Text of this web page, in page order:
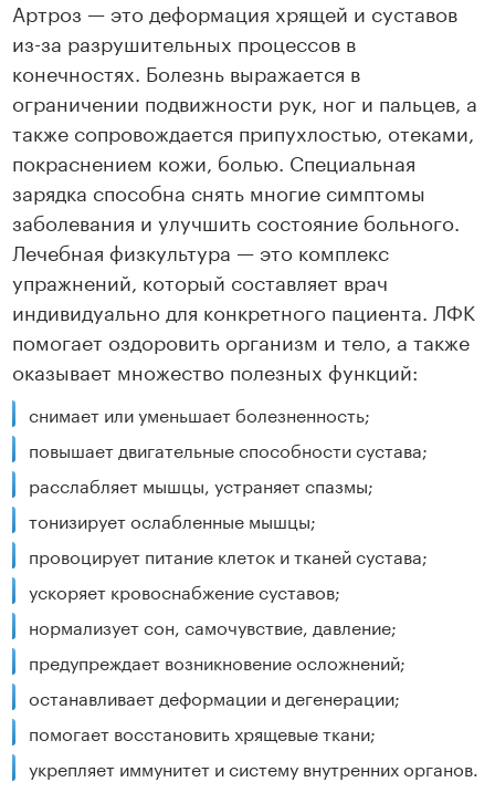
Артроз — это деформация хрящей и суставов
из-за разрушительных процессов в
конечностях. Болезнь выражается в
ограничении подвижности рук, ног и пальцев, а
также сопровождается припухлостью, отеками,
покраснением кожи, болью. Специальная
зарядка способна снять многие симптомы
заболевания и улучшить состояние больного.
Лечебная физкультура — это комплекс
упражнений, который составляет врач
индивидуально для конкретного пациента. ЛФК
помогает оздоровить организм и тело, а также
оказывает множество полезных функций:
снимает или уменьшает болезненность;
повышает двигательные способности сустава;
расслабляет мышцы, устраняет спазмы;
тонизирует ослабленные мышцы;
провоцирует питание клеток и тканей сустава;
ускоряет кровоснабжение суставов;
нормализует сон, самочувствие, давление;
предупреждает возникновение осложнений;
останавливает деформации и дегенерации;
помогает восстановить хрящевые ткани;
укрепляет иммунитет и систему внутренних органов.